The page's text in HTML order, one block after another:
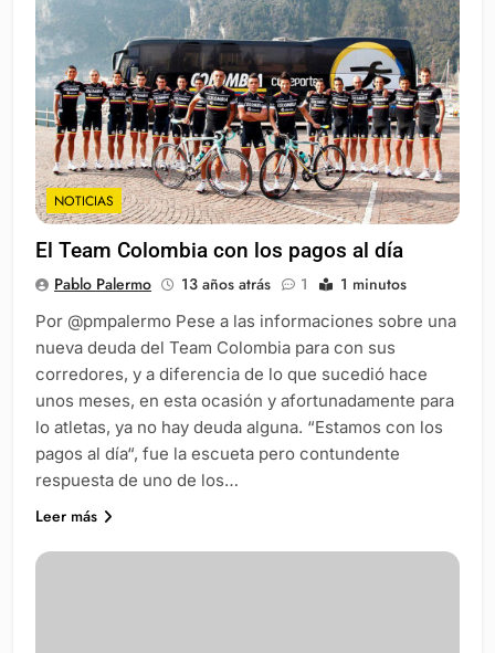
NOTICIAS
El Team Colombia con los pagos al día
Pablo Palermo 13 años atrás 1 1 minutos
Por @pmpalermo Pese a las informaciones sobre una
nueva deuda del Team Colombia para con sus
corredores, y a diferencia de lo que sucedió hace
unos meses, en esta ocasión y afortunadamente para
lo atletas, ya no hay deuda alguna. “Estamos con los
pagos al día“, fue la escueta pero contundente
respuesta de uno de los…
Leer más